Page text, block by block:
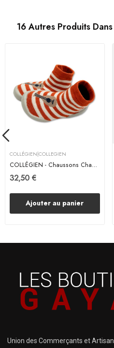
16 Autres Produits
COLLÉGIEN|COLLEGIEN
COLLÉGIEN - Chaussons Chaussettes - Mandoline
32,50 €
Ajouter au panier
Union des Commerçants et